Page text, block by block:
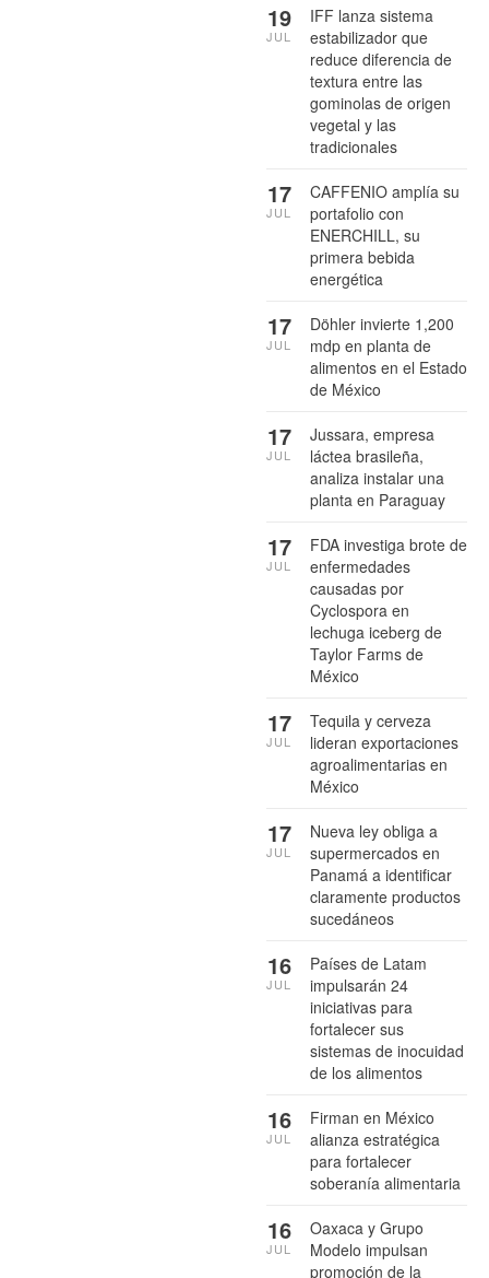
IFF lanza sistema
estabilizador que
reduce diferencia de
textura entre las
gominolas de origen
vegetal y las
tradicionales
19
JUL
CAFFENIO amplía su
portafolio con
ENERCHILL, su
primera bebida
energética
17
JUL
Döhler invierte 1,200
mdp en planta de
alimentos en el Estado
de México
17
JUL
Jussara, empresa
láctea brasileña,
analiza instalar una
planta en Paraguay
17
JUL
FDA investiga brote de
enfermedades
causadas por
Cyclospora en
lechuga iceberg de
Taylor Farms de
México
17
JUL
Tequila y cerveza
lideran exportaciones
agroalimentarias en
México
17
JUL
Nueva ley obliga a
supermercados en
Panamá a identificar
claramente productos
sucedáneos
17
JUL
Países de Latam
impulsarán 24
iniciativas para
fortalecer sus
sistemas de inocuidad
de los alimentos
16
JUL
Firman en México
alianza estratégica
para fortalecer
soberanía alimentaria
16
JUL
Oaxaca y Grupo
Modelo impulsan
promoción de la
16
JUL